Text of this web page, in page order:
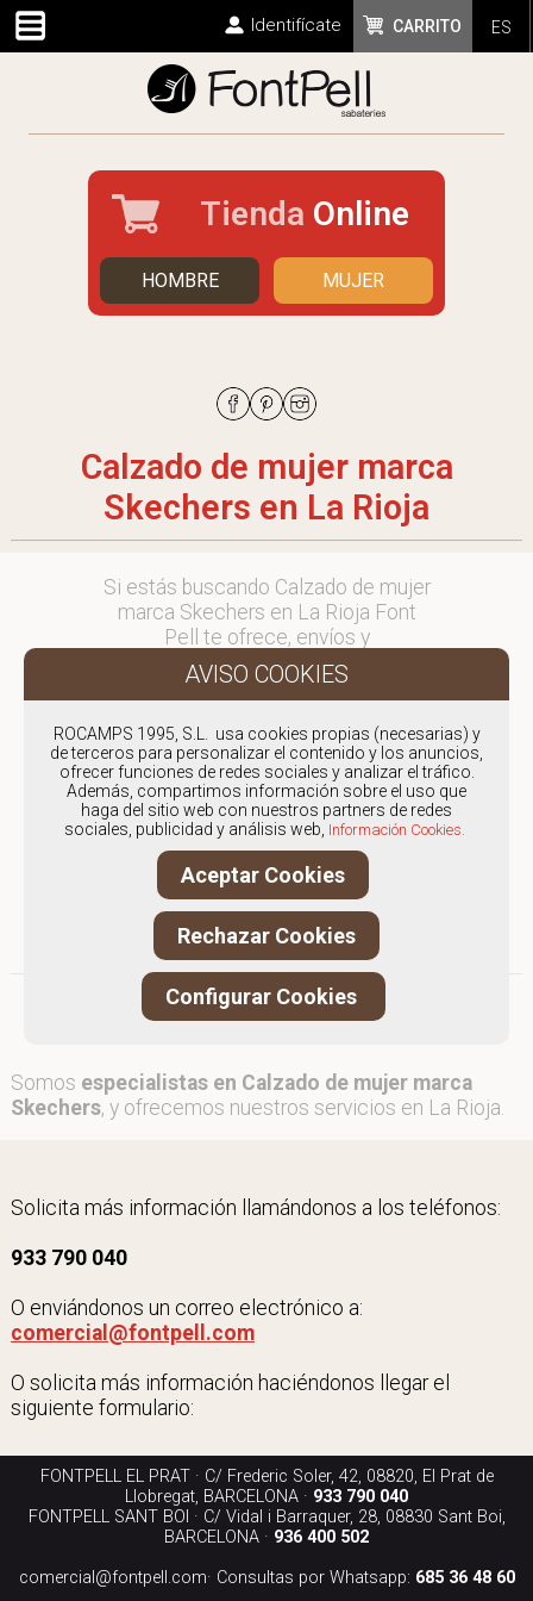
ES
CARRITO
Identifícate
Tienda Online
HOMBRE MUJER
Calzado de mujer marca
Skechers en La Rioja
Si estás buscando Calzado de mujer
marca Skechers en La Rioja Font
Pell te ofrece, envíos y
devoluciones gratuítos a Península y
Baleares, para otros destinos
en comercial@fontpell.com.
Los envíos a La Rioja gestionados
entre semana se entregarán en
menos de 48 horas; los pedidos
realizados en fin de semana, el
producto se enviará a partir del
lunes.
Somos especialistas en Calzado de mujer marca
Skechers, y ofrecemos nuestros servicios en La Rioja.
Solicita más información llamándonos a los teléfonos:
933 790 040
O enviándonos un correo electrónico a:
comercial@fontpell.com
O solicita más información haciéndonos llegar el
siguiente formulario:
FONTPELL EL PRAT · C/ Frederic Soler, 42, 08820, El Prat de
Llobregat, BARCELONA · 933 790 040
FONTPELL SANT BOI · C/ Vidal i Barraquer, 28, 08830 Sant Boi,
BARCELONA · 936 400 502
comercial@fontpell.com· Consultas por Whatsapp: 685 36 48 60
ROCAMPS 1995, S.L. usa cookies propias (necesarias) y
de terceros para personalizar el contenido y los anuncios,
ofrecer funciones de redes sociales y analizar el tráfico.
Además, compartimos información sobre el uso que
haga del sitio web con nuestros partners de redes
sociales, publicidad y análisis web, Información Cookies.
Aceptar Cookies
Rechazar Cookies
Configurar Cookies